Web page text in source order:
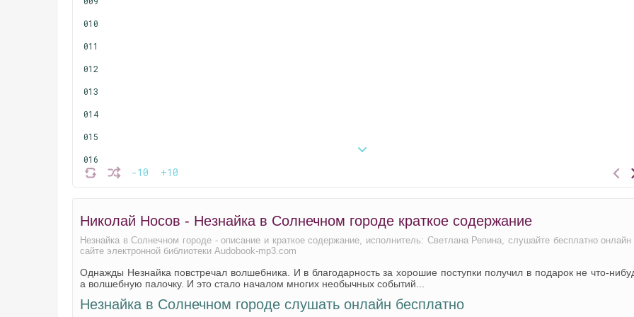
-10 +10
010
011
012
013
014
015
016
017
019
020
021
Николай Носов - Незнайка в Солнечном городе краткое содержание
Незнайка в Солнечном городе - описание и краткое содержание, исполнитель: Светлана Репина, слушайте бесплатно онлайн
сайте электронной библиотеки Audobook-mp3.com
Однажды Незнайка повстречал волшебника. И в благодарность за хорошие поступки получил в подарок не что-
а волшебную палочку. И это стало началом многих необычных событий...
Незнайка в Солнечном городе слушать онлайн бесплатно